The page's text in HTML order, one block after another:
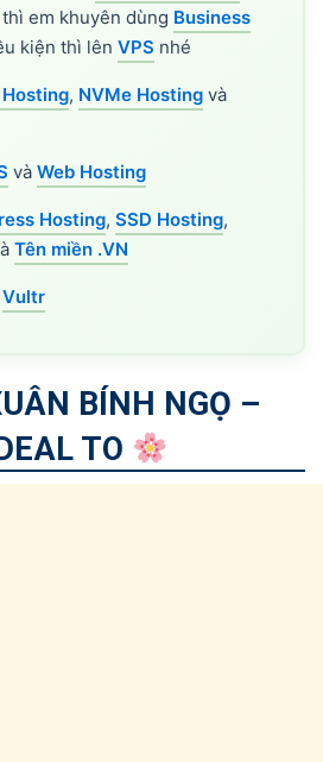
em khuyên dùng Business
kiện thì lên VPS nhé
, NVMe Hosting và
và Web Hosting
Hosting, SSD Hosting,
Tên miền .VN
Vultr
BÍNH NGỌ –
TO